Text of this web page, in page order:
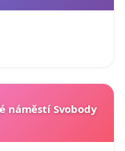
náměstí Svobody